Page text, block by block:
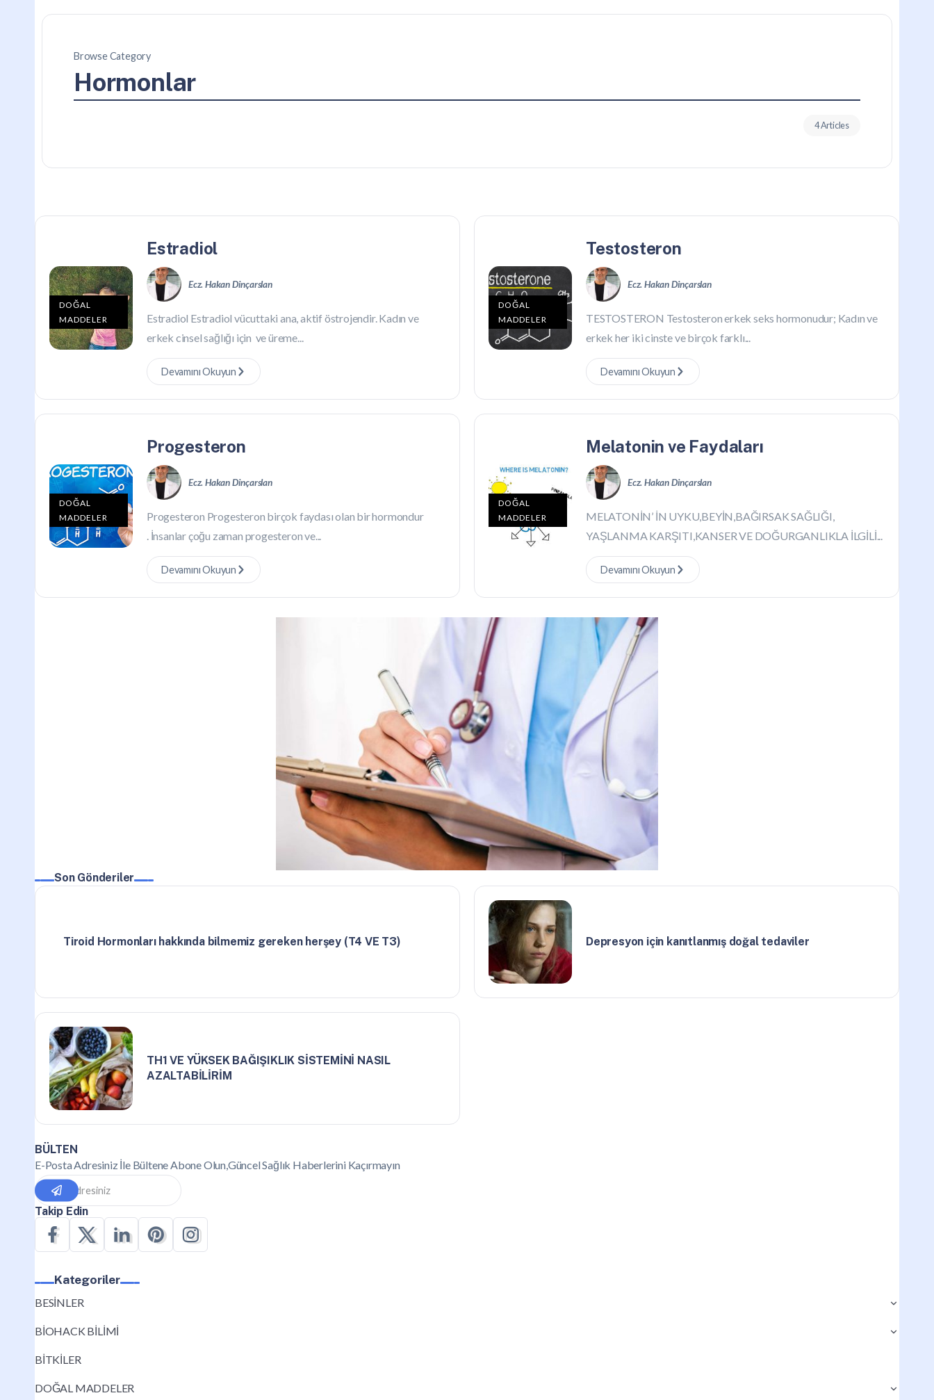
Browse Category
Hormonlar
4 Articles
DOĞAL
MADDELER
Estradiol
Ecz. Hakan Dinçarslan
Estradiol Estradiol vücuttaki ana, aktif östrojendir. Kadın ve
erkek cinsel sağlığı için ve üreme...
Devamını Okuyun
DOĞAL
MADDELER
Testosteron
Ecz. Hakan Dinçarslan
TESTOSTERON Testosteron erkek seks hormonudur; Kadın ve
erkek her iki cinste ve birçok farklı...
Devamını Okuyun
DOĞAL
MADDELER
Progesteron
Ecz. Hakan Dinçarslan
Progesteron Progesteron birçok faydası olan bir hormondur
. İnsanlar çoğu zaman progesteron ve...
Devamını Okuyun
DOĞAL
MADDELER
Melatonin ve Faydaları
Ecz. Hakan Dinçarslan
MELATONİN’ İN UYKU,BEYİN,BAĞIRSAK SAĞLIĞI,
YAŞLANMA KARŞITI,KANSER VE DOĞURGANLIKLA İLGİLİ...
Devamını Okuyun
Son Gönderiler
Tiroid Hormonları hakkında bilmemiz gereken herşey (T4 VE T3) Depresyon için kanıtlanmış doğal tedaviler
TH1 VE YÜKSEK BAĞIŞIKLIK SİSTEMİNİ NASIL
AZALTABİLİRİM
BÜLTEN
E-Posta Adresiniz İle Bültene Abone Olun,Güncel Sağlık Haberlerini Kaçırmayın
Takip Edin
Kategoriler
BESİNLER
BİOHACK BİLİMİ
BİTKİLER
DOĞAL MADDELER